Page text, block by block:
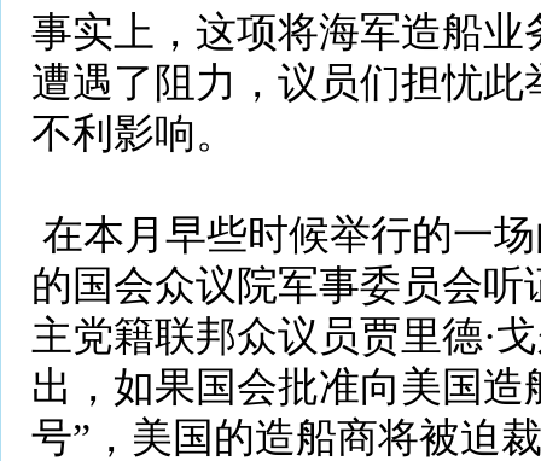
事实上，这项将海军造船
遭遇了阻力，议员们担忧
不利影响。
在本月早些时候举行的一
的国会众议院军事委员会
主党籍联邦众议员贾里德·
出，如果国会批准向美国
号”，美国的造船商将被迫